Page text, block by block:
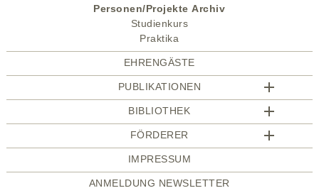
Personen/Projekte Archiv
Studienkurs
Praktika
EHRENGÄSTE
PUBLIKATIONEN
BIBLIOTHEK
FÖRDERER
IMPRESSUM
ANMELDUNG NEWSLETTER